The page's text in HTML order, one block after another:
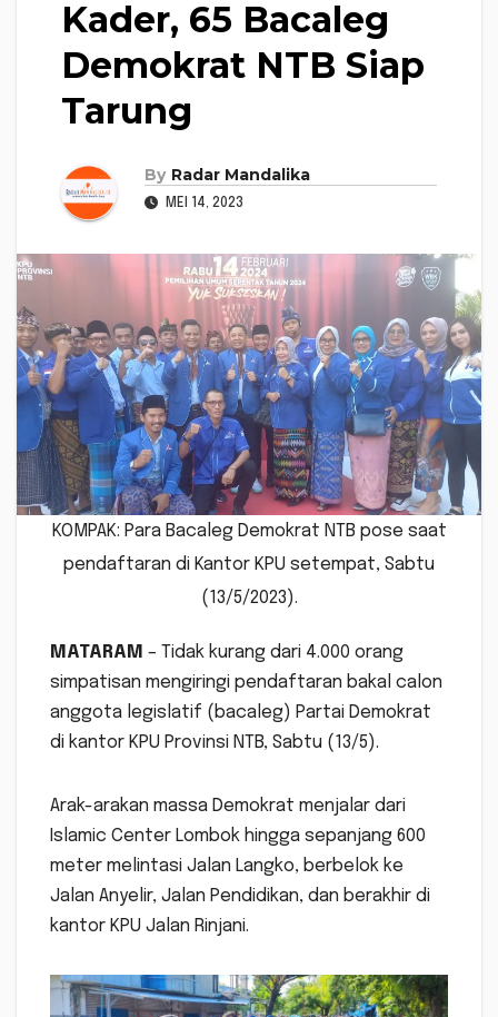
Kader, 65 Bacaleg
Demokrat NTB Siap
Tarung
By Radar Mandalika
MEI 14, 2023
KOMPAK: Para Bacaleg Demokrat NTB pose saat
pendaftaran di Kantor KPU setempat, Sabtu
(13/5/2023).
MATARAM – Tidak kurang dari 4.000 orang
simpatisan mengiringi pendaftaran bakal calon
anggota legislatif (bacaleg) Partai Demokrat
di kantor KPU Provinsi NTB, Sabtu (13/5).
Arak-arakan massa Demokrat menjalar dari
Islamic Center Lombok hingga sepanjang 600
meter melintasi Jalan Langko, berbelok ke
Jalan Anyelir, Jalan Pendidikan, dan berakhir di
kantor KPU Jalan Rinjani.